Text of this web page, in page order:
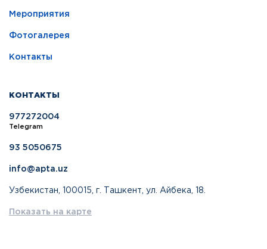
Мероприятия
Фотогалерея
Контакты
КОНТАКТЫ
977272004
Telegram
93 5050675
info@apta.uz
Узбекистан, 100015, г. Ташкент, ул. Айбека, 18.
Показать на карте